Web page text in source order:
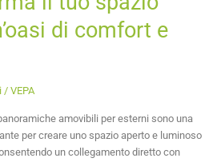
di comfort e
/ VEPA
amovibili per esterni sono una
per creare uno spazio aperto e luminoso
un collegamento diretto con